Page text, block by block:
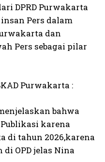
DPRD Purwakarta
Pers dalam
dan
Pers sebagai pilar
Purwakarta :
bahwa
karena
di tahun 2026,karena
OPD jelas Nina